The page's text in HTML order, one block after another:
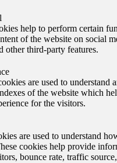
help to perform certain
of the website on social
other third-party features.
are used to understand
of the website which
for the visitors.
are used to understand
cookies help provide
bounce rate, traffic